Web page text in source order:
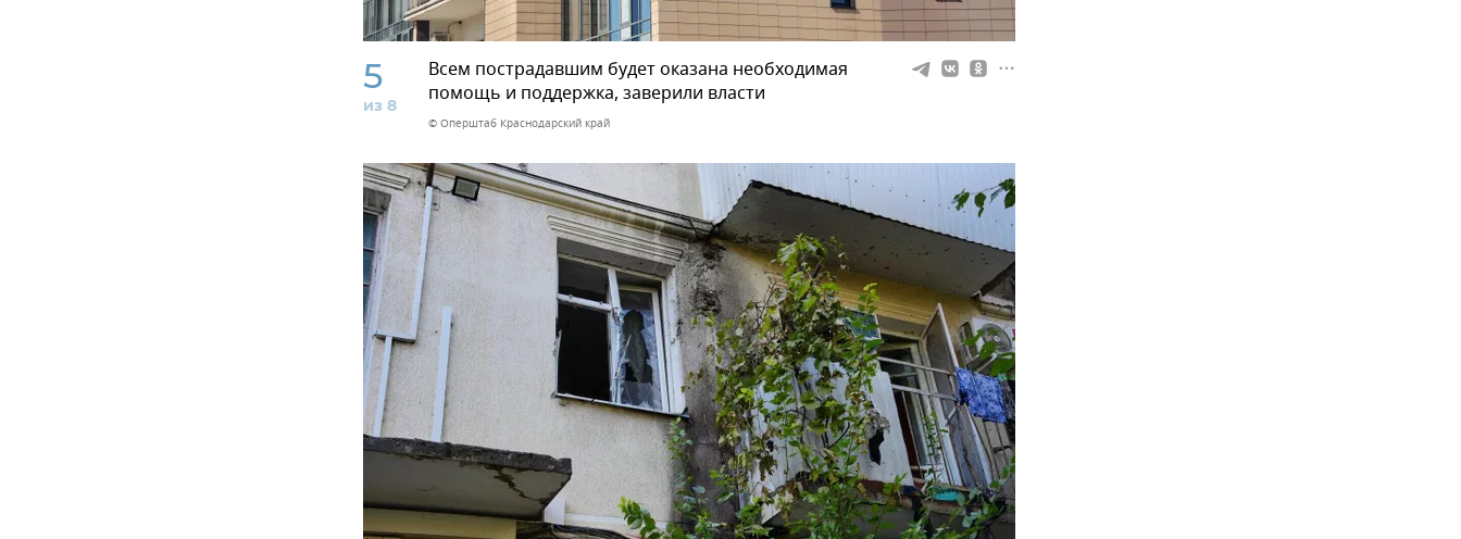
5
из 8
Всем пострадавшим будет оказана необходимая
помощь и поддержка, заверили власти
© Оперштаб Краснодарский край